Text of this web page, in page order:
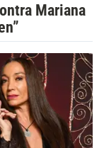
Mariana